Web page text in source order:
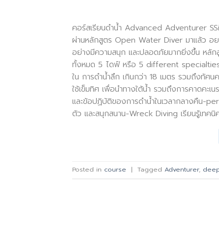
คอร์สเรียนดำน้ำ Advanced Adventurer
ผ่านหลักสูตร Open Water Diver มาแล้ว อย
อย่างมีความสนุก และปลอดภัยมากยิ่งขึ้น หลั
ทั้งหมด 5 ไดฟ์ หรือ 5 different specialties
ใน การดำน้ำลึก เกินกว่า 18 เมตร รวมถึงทัศ
ใช้เข็มทิศ เพื่อนำทางใต้น้ำ รวมถึงการคาดคะ
และข้อปฏิบัติของการดำน้ำในเวลากลางคืน-
ตัว และสนุกสนาน-Wreck Diving เรียนรู้เทค
Posted in course | Tagged Adventurer,